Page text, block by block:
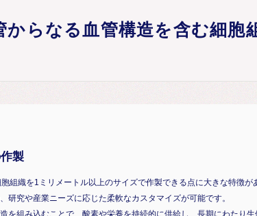
からなる血管構造を含む細胞
製
組織を1ミリメートル以上のサイズで作製できる点に大きな特徴が
研究や産業ニーズに応じた柔軟なカスタマイズが可能です。
を組み込むことで、酸素や栄養を持続的に供給し、長期にわたり生